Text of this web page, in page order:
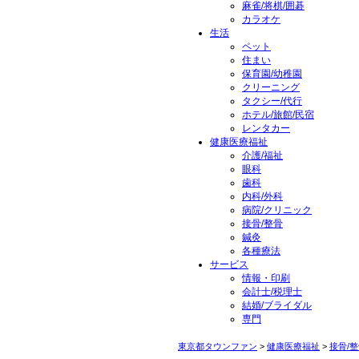
麻雀/将棋/囲碁
カラオケ
生活
ペット
住まい
保育園/幼稚園
クリーニング
タクシー/代行
ホテル/旅館/民宿
レンタカー
健康医療福祉
介護/福祉
眼科
歯科
内科/外科
病院/クリニック
接骨/整骨
鍼灸
各種療法
サービス
情報・印刷
会計士/税理士
結婚/ブライダル
専門
東京都タウンファン > 健康医療福祉 > 接骨/